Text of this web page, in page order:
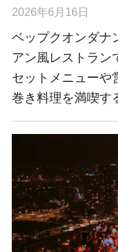
2026年6月16日
ベップクオンダナ
アン風レストラン
セットメニューや
巻き料理を満喫す